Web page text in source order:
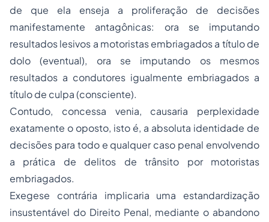
de que ela enseja a proliferação de decisões
manifestamente antagônicas: ora se imputando
resultados lesivos a motoristas embriagados a título de
dolo (eventual), ora se imputando os mesmos
resultados a condutores igualmente embriagados a
título de culpa (consciente).
Contudo, concessa venia, causaria perplexidade
exatamente o oposto, isto é, a absoluta identidade de
decisões para todo e qualquer caso penal envolvendo
a prática de delitos de trânsito por motoristas
embriagados.
Exegese contrária implicaria uma estandardização
insustentável do Direito Penal, mediante o abandono